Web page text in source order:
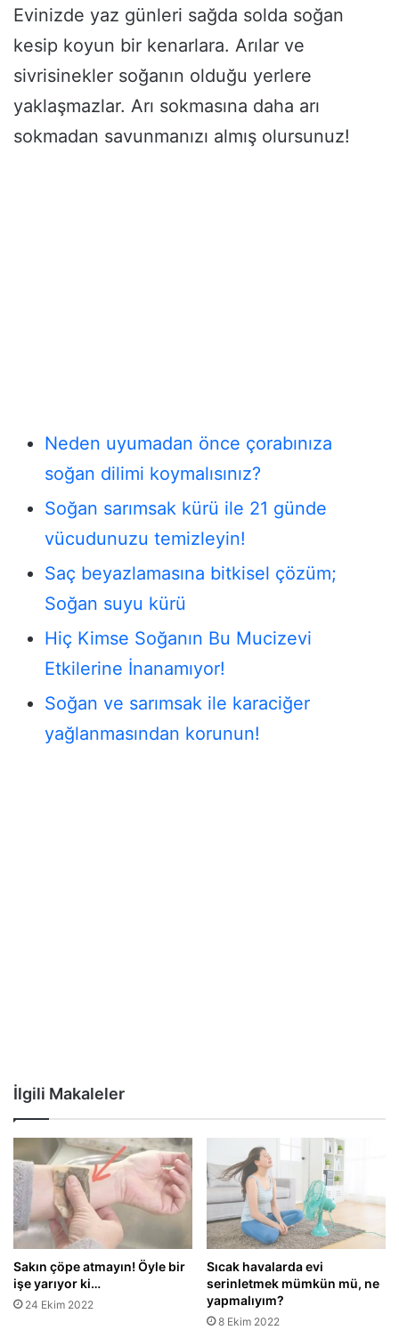
Evinizde yaz günleri sağda solda soğan
kesip koyun bir kenarlara. Arılar ve
sivrisinekler soğanın olduğu yerlere
yaklaşmazlar. Arı sokmasına daha arı
sokmadan savunmanızı almış olursunuz!
Neden uyumadan önce çorabınıza
soğan dilimi koymalısınız?
Soğan sarımsak kürü ile 21 günde
vücudunuzu temizleyin!
Saç beyazlamasına bitkisel çözüm;
Soğan suyu kürü
Hiç Kimse Soğanın Bu Mucizevi
Etkilerine İnanamıyor!
Soğan ve sarımsak ile karaciğer
yağlanmasından korunun!
İlgili Makaleler
Sakın çöpe atmayın! Öyle bir
işe yarıyor ki…
24 Ekim 2022
Sıcak havalarda evi
serinletmek mümkün mü, ne
yapmalıyım?
8 Ekim 2022